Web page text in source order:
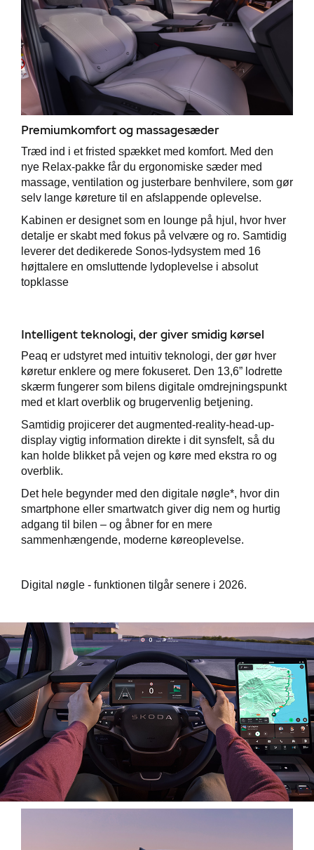
Premiumkomfort og massagesæder
Træd ind i et fristed spækket med komfort. Med den
nye Relax-pakke får du ergonomiske sæder med
massage, ventilation og justerbare benhvilere, som gør
selv lange køreture til en afslappende oplevelse.
Kabinen er designet som en lounge på hjul, hvor hver
detalje er skabt med fokus på velvære og ro. Samtidig
leverer det dedikerede Sonos-lydsystem med 16
højttalere en omsluttende lydoplevelse i absolut
topklasse
Intelligent teknologi, der giver smidig kørsel
Peaq er udstyret med intuitiv teknologi, der gør hver
køretur enklere og mere fokuseret. Den 13,6” lodrette
skærm fungerer som bilens digitale omdrejningspunkt
med et klart overblik og brugervenlig betjening.
Samtidig projicerer det augmented-reality-head-up-
display vigtig information direkte i dit synsfelt, så du
kan holde blikket på vejen og køre med ekstra ro og
overblik.
Det hele begynder med den digitale nøgle*, hvor din
smartphone eller smartwatch giver dig nem og hurtig
adgang til bilen – og åbner for en mere
sammenhængende, moderne køreoplevelse.
Digital nøgle - funktionen tilgår senere i 2026.